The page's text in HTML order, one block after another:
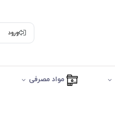
ورود
مواد مصرفی